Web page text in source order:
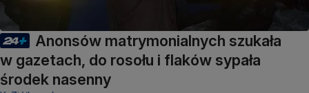
Anonsów matrymonialnych szukała
w gazetach, do rosołu i flaków sypała
środek nasenny